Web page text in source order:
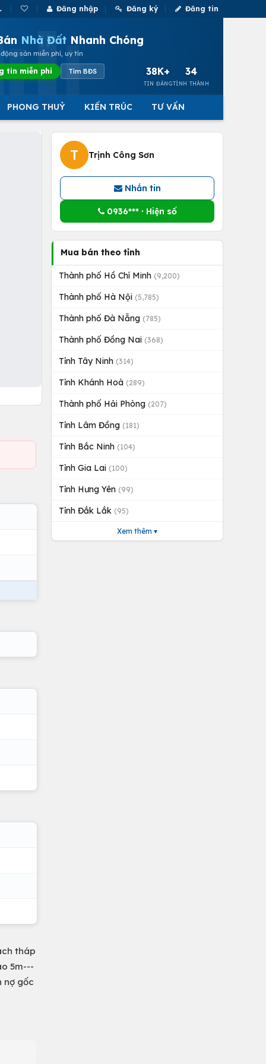
Đăng nhập Đăng ký Đăng tin
Nhà Đất Nhanh Chóng
sản miễn phí, uy tín
tin miễn phí Tìm BĐS 38K+
TIN ĐĂNG
34
TỈNH THÀNH
PHONG THUỶ KIẾN TRÚC TƯ VẤN
tháp
5m---
nợ gốc
T Trịnh Công Sơn
Nhắn tin
0936*** · Hiện số
Mua bán theo tỉnh
Thành phố Hồ Chí Minh (9,200)
Thành phố Hà Nội (5,785)
Thành phố Đà Nẵng (785)
Thành phố Đồng Nai (368)
Tỉnh Tây Ninh (314)
Tỉnh Khánh Hoà (289)
Thành phố Hải Phòng (207)
Tỉnh Lâm Đồng (181)
Tỉnh Bắc Ninh (104)
Tỉnh Gia Lai (100)
Tỉnh Hưng Yên (99)
Tỉnh Đắk Lắk (95)
Xem thêm ▾